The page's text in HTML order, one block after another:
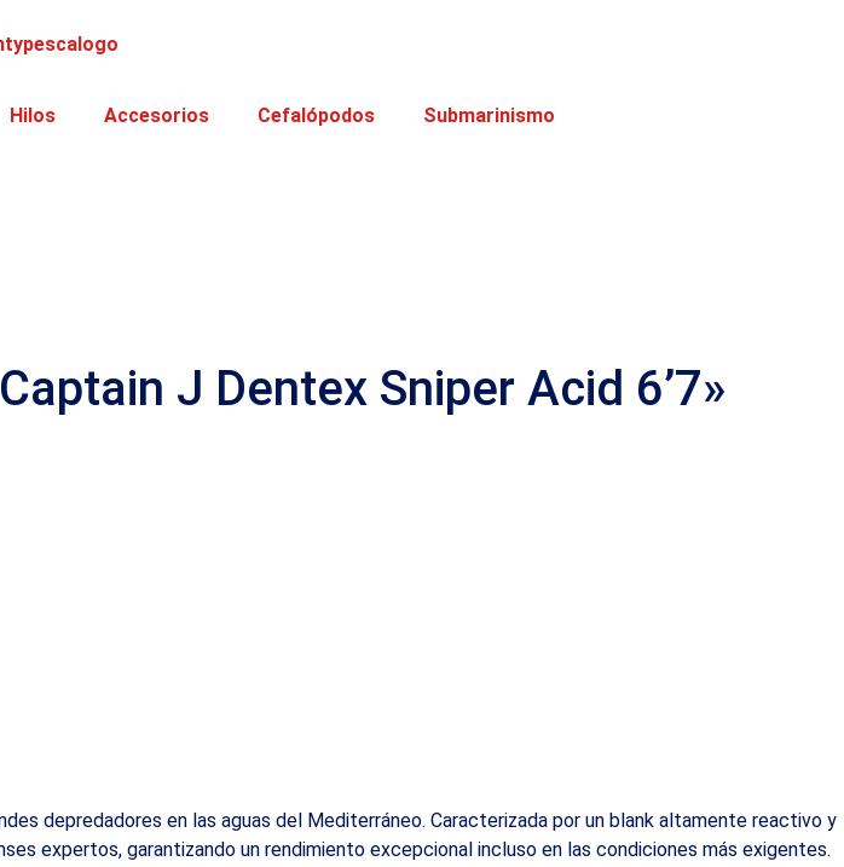
Hilos Accesorios Cefalópodos Submarinismo
Captain J Dentex Sniper Acid 6’7»
depredadores en las aguas del Mediterráneo. Caracterizada por un blank altamente reactivo y
expertos, garantizando un rendimiento excepcional incluso en las condiciones más exigentes.